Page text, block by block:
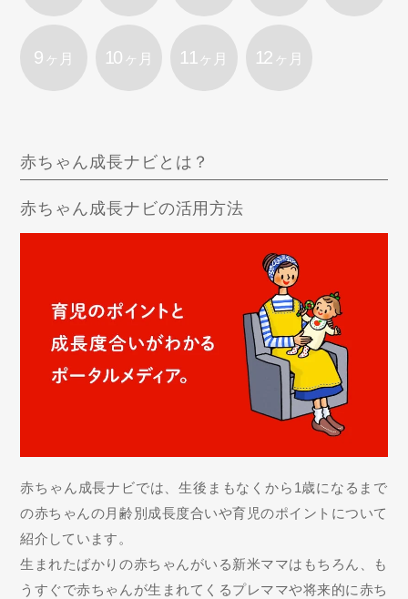
9 ヶ月 10 ヶ月 11 ヶ月 12 ヶ月
赤ちゃん成長ナビとは？
赤ちゃん成長ナビの活用方法
赤ちゃん成長ナビでは、生後まもなくから1歳になるまで
の赤ちゃんの月齢別成長度合いや育児のポイントについて
紹介しています。
生まれたばかりの赤ちゃんがいる新米ママはもちろん、も
うすぐで赤ちゃんが生まれてくるプレママや将来的に赤ち